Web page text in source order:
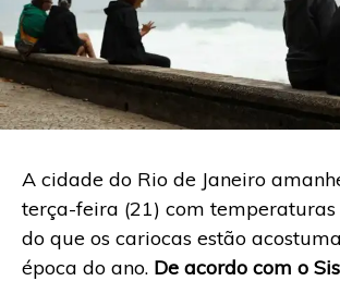
A cidade do Rio de Janeiro
terça-feira (21) com
do que os cariocas estão
época do ano. De acordo com o